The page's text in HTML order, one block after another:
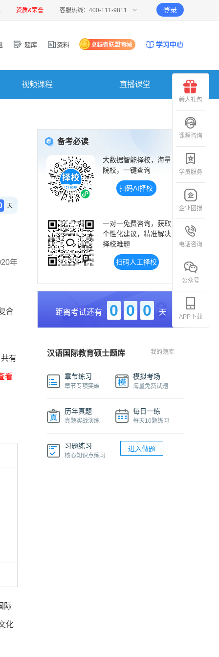
资质&荣誉 客服热线：400-111-9811 登录
题库 资料
视频课程 直播课堂
天
年
合
有
看
际
化
备考必读
大数据智能择校，海量
院校，一键查询
扫码AI择校
一对一免费咨询，获取
个性化建议，精准解决
择校难题
扫码人工择校
距离考试还有 0 0 0 天
汉语国际教育硕士题库 我的题库
章节练习
章节专项突破
模拟考场
海量免费试题
历年真题
真题实战演练
每日一练
每天10题练习
习题练习
核心知识点练习
进入做题
新人礼包
课程咨询
学员服务
企业团报
电话咨询
公众号
APP下载